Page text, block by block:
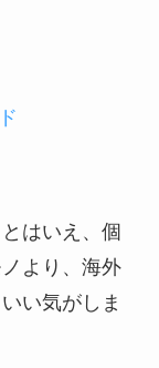
はいえ、個
より、海外
い気がしま